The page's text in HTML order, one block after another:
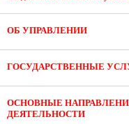
ОБ УПРАВЛЕНИИ
ГОСУДАРСТВЕННЫЕ
ОСНОВНЫЕ
ДЕЯТЕЛЬНОСТИ